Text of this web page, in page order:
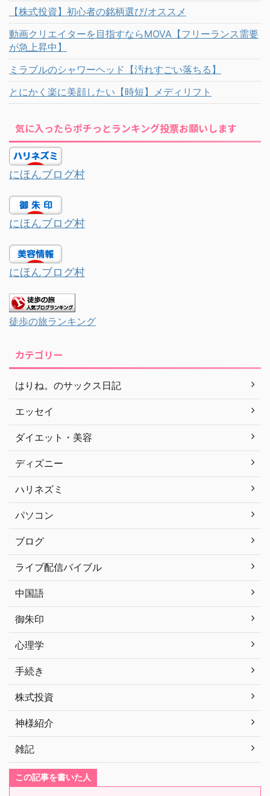
【株式投資】初心者の銘柄選び/オススメ
動画クリエイターを目指すならMOVA【フリーランス需要
が急上昇中】
ミラブルのシャワーヘッド【汚れすごい落ちる】
とにかく楽に美顔したい【時短】メディリフト
気に入ったらポチっとランキング投票お願いします
にほんブログ村
にほんブログ村
にほんブログ村
徒歩の旅ランキング
カテゴリー
はりね。のサックス日記
エッセイ
ダイエット・美容
ディズニー
ハリネズミ
パソコン
ブログ
ライブ配信バイブル
中国語
御朱印
心理学
手続き
株式投資
神様紹介
雑記
この記事を書いた人